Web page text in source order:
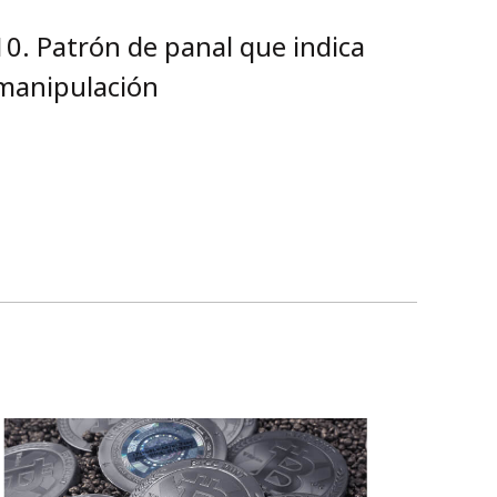
. Patrón de panal que indica